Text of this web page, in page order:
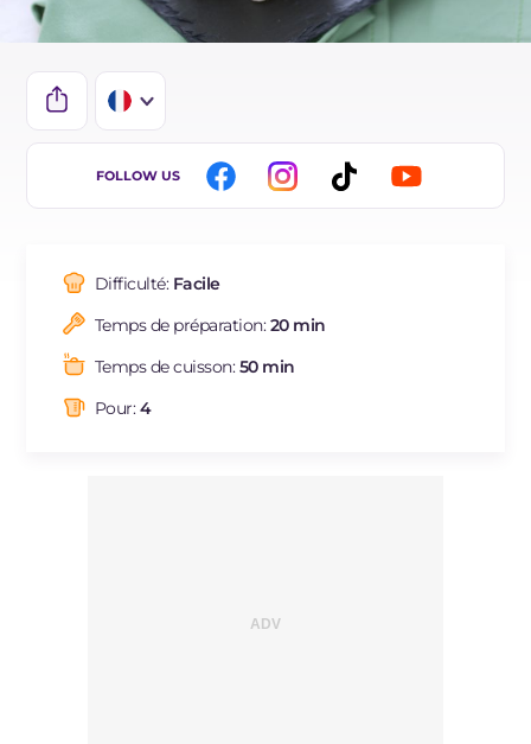
IT
ES
DE
FOLLOW US
Difficulté: Facile
Temps de préparation:20 min
Temps de cuisson:50 min
Pour:4